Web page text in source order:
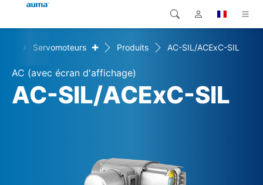
Produits
Solutions
Global
Europe
Recherche
Servomoteurs + Produits AC-SIL/ACExC-SIL
AC (avec écran d'affichage)
AC-SIL/ACExC-SIL